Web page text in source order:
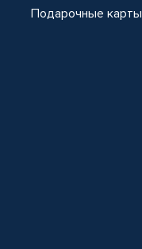
Подарочные карты